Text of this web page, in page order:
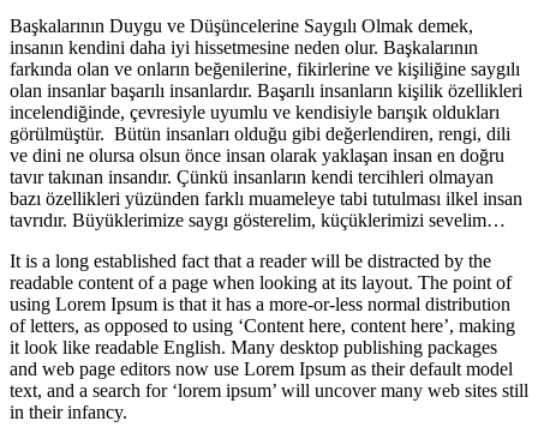
Başkalarının Duygu ve Düşüncelerine Saygılı Olmak demek,
insanın kendini daha iyi hissetmesine neden olur. Başkalarının
farkında olan ve onların beğenilerine, fikirlerine ve kişiliğine saygılı
olan insanlar başarılı insanlardır. Başarılı insanların kişilik özellikleri
incelendiğinde, çevresiyle uyumlu ve kendisiyle barışık oldukları
görülmüştür. Bütün insanları olduğu gibi değerlendiren, rengi, dili
ve dini ne olursa olsun önce insan olarak yaklaşan insan en doğru
tavır takınan insandır. Çünkü insanların kendi tercihleri olmayan
bazı özellikleri yüzünden farklı muameleye tabi tutulması ilkel insan
tavrıdır. Büyüklerimize saygı gösterelim, küçüklerimizi sevelim…
It is a long established fact that a reader will be distracted by the
readable content of a page when looking at its layout. The point of
using Lorem Ipsum is that it has a more-or-less normal distribution
of letters, as opposed to using ‘Content here, content here’, making
it look like readable English. Many desktop publishing packages
and web page editors now use Lorem Ipsum as their default model
text, and a search for ‘lorem ipsum’ will uncover many web sites still
in their infancy.